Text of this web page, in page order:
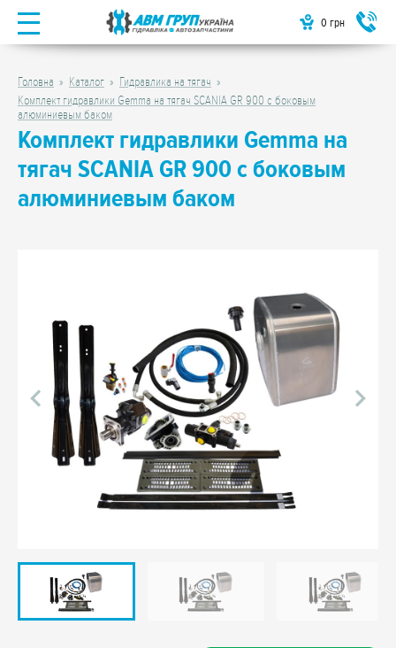
0 грн
Головна Каталог
Гидравлика на тягач
Комплект гидравлики Gemma на тягач SCANIA GR 900 с боковым
алюминиевым баком
Комплект гидравлики Gemma на
тягач SCANIA GR 900 с боковым
алюминиевым баком